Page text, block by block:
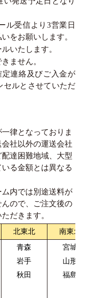
ル受信より3営業日
をお願いします。
いたします。
ません。
定連絡及びご入金が
セルとさせていただ
律となっておりま
社以外の運送会社
達困難地域、大型
る金額とは異なる
内では別途送料が
ので、ご注文後の
だきます。
北東北 南東北
青森
岩手
秋田
宮城
山形
福島